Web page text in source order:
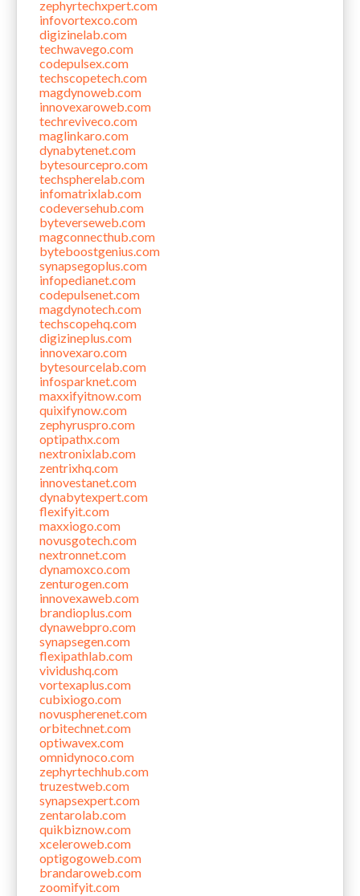
zephyrtechxpert.com
infovortexco.com
digizinelab.com
techwavego.com
codepulsex.com
techscopetech.com
magdynoweb.com
innovexaroweb.com
techreviveco.com
maglinkaro.com
dynabytenet.com
bytesourcepro.com
techspherelab.com
infomatrixlab.com
codeversehub.com
byteverseweb.com
magconnecthub.com
byteboostgenius.com
synapsegoplus.com
infopedianet.com
codepulsenet.com
magdynotech.com
techscopehq.com
digizineplus.com
innovexaro.com
bytesourcelab.com
infosparknet.com
maxxifyitnow.com
quixifynow.com
zephyruspro.com
optipathx.com
nextronixlab.com
zentrixhq.com
innovestanet.com
dynabytexpert.com
flexifyit.com
maxxiogo.com
novusgotech.com
nextronnet.com
dynamoxco.com
zenturogen.com
innovexaweb.com
brandioplus.com
dynawebpro.com
synapsegen.com
flexipathlab.com
vividushq.com
vortexaplus.com
cubixiogo.com
novuspherenet.com
orbitechnet.com
optiwavex.com
omnidynoco.com
zephyrtechhub.com
truzestweb.com
synapsexpert.com
zentarolab.com
quikbiznow.com
xceleroweb.com
optigogoweb.com
brandaroweb.com
zoomifyit.com